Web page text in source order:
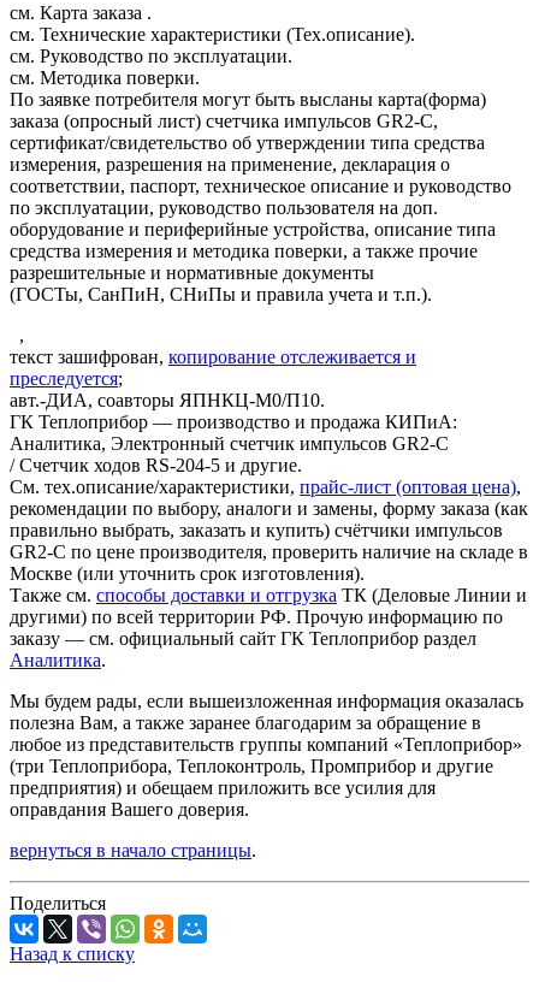
см. Карта заказа .
см. Технические характеристики (Тех.описание).
см. Руководство по эксплуатации.
см. Методика поверки.
По заявке потребителя могут быть высланы карта(форма)
заказа (опросный лист) счетчика импульсов GR2-C,
сертификат/свидетельство об утверждении типа средства
измерения, разрешения на применение, декларация о
соответствии, паспорт, техническое описание и руководство
по эксплуатации, руководство пользователя на доп.
оборудование и периферийные устройства, описание типа
средства измерения и методика поверки, а также прочие
разрешительные и нормативные документы
(ГОСТы, СанПиН, СНиПы и правила учета и т.п.).
,
текст зашифрован, копирование отслеживается и
преследуется;
авт.-ДИА, соавторы ЯПНКЦ-М0/П10.
ГК Теплоприбор — производство и продажа КИПиА:
Аналитика, Электронный счетчик импульсов GR2-C
/ Счетчик ходов RS-204-5 и другие.
См. тех.описание/характеристики, прайс-лист (оптовая цена),
рекомендации по выбору, аналоги и замены, форму заказа (как
правильно выбрать, заказать и купить) счётчики импульсов
GR2-C по цене производителя, проверить наличие на складе в
Москве (или уточнить срок изготовления).
Также см. способы доставки и отгрузка ТК (Деловые Линии и
другими) по всей территории РФ. Прочую информацию по
заказу — см. официальный сайт ГК Теплоприбор раздел
Аналитика.
Мы будем рады, если вышеизложенная информация оказалась
полезна Вам, а также заранее благодарим за обращение в
любое из представительств группы компаний «Теплоприбор»
(три Теплоприбора, Теплоконтроль, Промприбор и другие
предприятия) и обещаем приложить все усилия для
оправдания Вашего доверия.
вернуться в начало страницы.
Поделиться
Назад к списку